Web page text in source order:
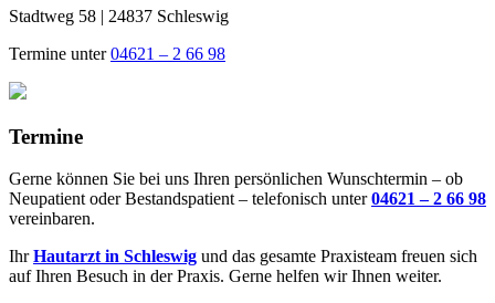
Stadtweg 58 | 24837 Schleswig
Termine unter04621 – 2 66 98
Termine
Gerne können Sie bei uns Ihren persönlichen Wunschtermin – ob
Neupatient oder Bestandspatient – telefonisch unter04621 – 2 66 98
vereinbaren.
IhrHautarzt in Schleswig und das gesamte Praxisteam freuen sich
auf Ihren Besuch in der Praxis. Gerne helfen wir Ihnen weiter.